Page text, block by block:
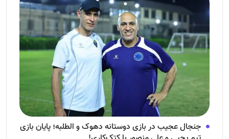
جنجال عجیب در بازی دوستانه دهوک و الطلبه؛ پایان بازی